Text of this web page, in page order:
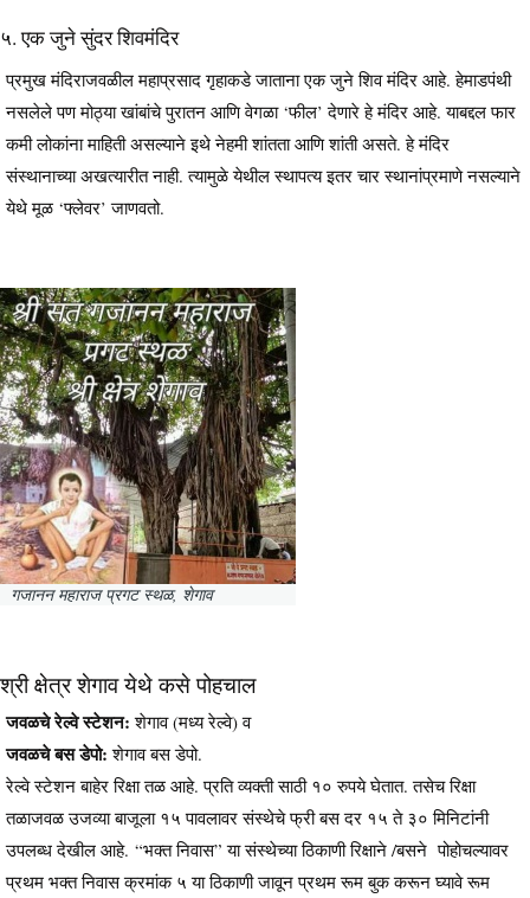
५. एक जुने सुंदर शिवमंदिर
प्रमुख मंदिराजवळील महाप्रसाद गृहाकडे जाताना एक जुने शिव मंदिर आहे. हेमाडपंथी
नसलेले पण मोठ्या खांबांचे पुरातन आणि वेगळा ‘फील’ देणारे हे मंदिर आहे. याबद्दल फार
कमी लोकांना माहिती असल्याने इथे नेहमी शांतता आणि शांती असते. हे मंदिर
संस्थानाच्या अखत्यारीत नाही. त्यामुळे येथील स्थापत्य इतर चार स्थानांप्रमाणे नसल्याने
येथे मूळ ‘फ्लेवर’ जाणवतो.
गजानन महाराज प्रगट स्थळ, शेगाव
श्री क्षेत्र शेगाव येथे कसे पोहचाल
जवळचे रेल्वे स्टेशन: शेगाव (मध्य रेल्वे) व
जवळचे बस डेपो:शेगाव बस डेपो.
रेल्वे स्टेशन बाहेर रिक्षा तळ आहे. प्रति व्यक्ती साठी १० रुपये घेतात. तसेच रिक्षा
तळाजवळ उजव्या बाजूला १५ पावलावर संस्थेचे फ्री बस दर १५ ते ३० मिनिटांनी
उपलब्ध देखील आहे. “भक्त निवास” या संस्थेच्या ठिकाणी रिक्षाने /बसने पोहोचल्यावर
प्रथम भक्त निवास क्रमांक ५ या ठिकाणी जावून प्रथम रूम बुक करून घ्यावे रूम